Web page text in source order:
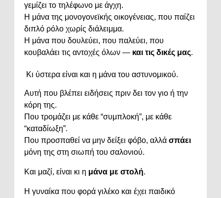
γεμίζει το τηλέφωνο με άγχη.
Η μάνα της μονογονεϊκής οικογένειας, που παίζει
διπλό ρόλο χωρίς διάλειμμα.
Η μάνα που δουλεύει, που παλεύει, που
κουβαλάει τις αντοχές όλων — και τις δικές μας.
Κι ύστερα είναι και η μάνα του αστυνομικού.
Αυτή που βλέπει ειδήσεις πριν δει τον γιο ή την
κόρη της.
Που τρομάζει με κάθε “συμπλοκή”, με κάθε
“καταδίωξη”.
Που προσπαθεί να μην δείξει φόβο, αλλά σπάει
μόνη της στη σιωπή του σαλονιού.
Και μαζί, είναι κι η μάνα με στολή.
Η γυναίκα που φορά γιλέκο και έχει παιδικό